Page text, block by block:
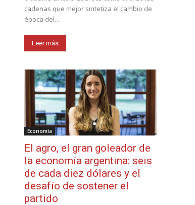
cadenas que mejor sintetiza el cambio de
época del...
Leer más
Economía
El agro, el gran goleador de
la economía argentina: seis
de cada diez dólares y el
desafío de sostener el
partido